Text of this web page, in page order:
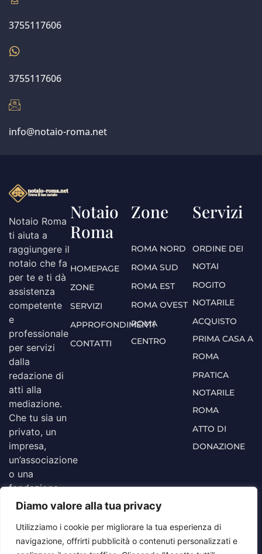
Diamo valore alla tua privacy
Utilizziamo i cookie per migliorare la tua esperienza di
navigazione, offrirti pubblicità o contenuti personalizzati e
3755117606
3755117606
info@notaio-roma.net
Notaio Roma
ti aiuta a
raggiungere il
notaio che fa
per te e ti dà
assistenza
competente
e
professionale
per servizi
dalla
redazione di
atti alla
mediazione.
Che tu sia un
privato, un
impresa,
un’associazione
o una
fondazione,
contattaci
preventivo o
una
Notaio
Roma
HOMEPAGE
ZONE
SERVIZI
APPROFONDIMENTI
CONTATTI
Zone
ROMA NORD
ROMA SUD
ROMA EST
ROMA OVEST
ROMA
CENTRO
Servizi
ORDINE DEI
NOTAI
ROGITO
NOTARILE
ACQUISTO
PRIMA CASA A
ROMA
PRATICA
NOTARILE
ROMA
ATTO DI
DONAZIONE